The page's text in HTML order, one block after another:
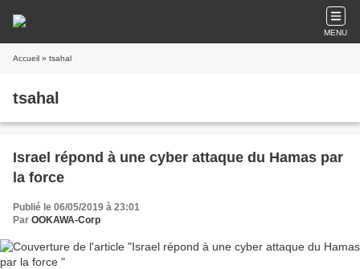
MENU
Accueil » tsahal
tsahal
Israel répond à une cyber attaque du Hamas par
la force
Publié le 06/05/2019 à 23:01
Par OOKAWA-Corp